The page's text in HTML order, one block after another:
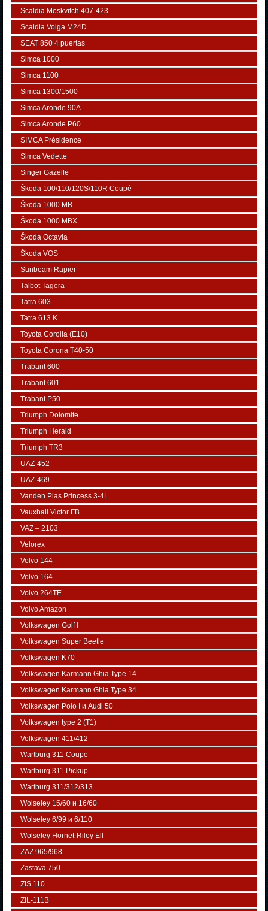
Scaldia Moskvitch 407-423
Scaldia Volga M24D
SEAT 850 4 puertas
Simca 1000
Simca 1100
Simca 1300/1500
Simca Aronde 90A
Simca Aronde P60
SIMCA Présidence
Simca Vedette
Singer Gazelle
Škoda 100/110/120S/110R Coupé
Škoda 1000 MB
Škoda 1000 MBX
Škoda Octavia
Škoda VOS
Sunbeam Rapier
Talbot Tagora
Tatra 603
Tatra 613 K
Toyota Corolla (E10)
Toyota Corona T40-50
Trabant 600
Trabant 601
Trabant P50
Triumph Dolomite
Triumph Herald
Triumph TR3
UAZ-452
UAZ-469
Vanden Plas Princess 3-4L
Vauxhall Victor FB
VAZ – 2103
Velorex
Volvo 144
Volvo 164
Volvo 264TE
Volvo Amazon
Volkswagen Golf I
Volkswagen Super Beetle
Volkswagen K70
Volkswagen Karmann Ghia Type 14
Volkswagen Karmann Ghia Type 34
Volkswagen Polo I и Audi 50
Volkswagen typе 2 (Т1)
Volkswagen 411/412
Wartburg 311 Coupe
Wartburg 311 Pickup
Wartburg 311/312/313
Wolseley 15/60 и 16/60
Wolseley 6/99 и 6/110
Wolseley Hornet-Riley Elf
ZAZ 965/968
Zastava 750
ZIS 110
ZIL-111В